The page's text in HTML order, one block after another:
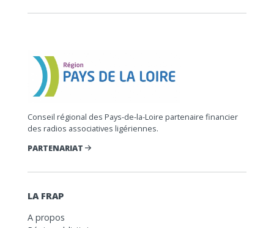
Conseil régional des Pays-de-la-Loire partenaire financier
des radios associatives ligériennes.
PARTENARIAT
LA FRAP
A propos